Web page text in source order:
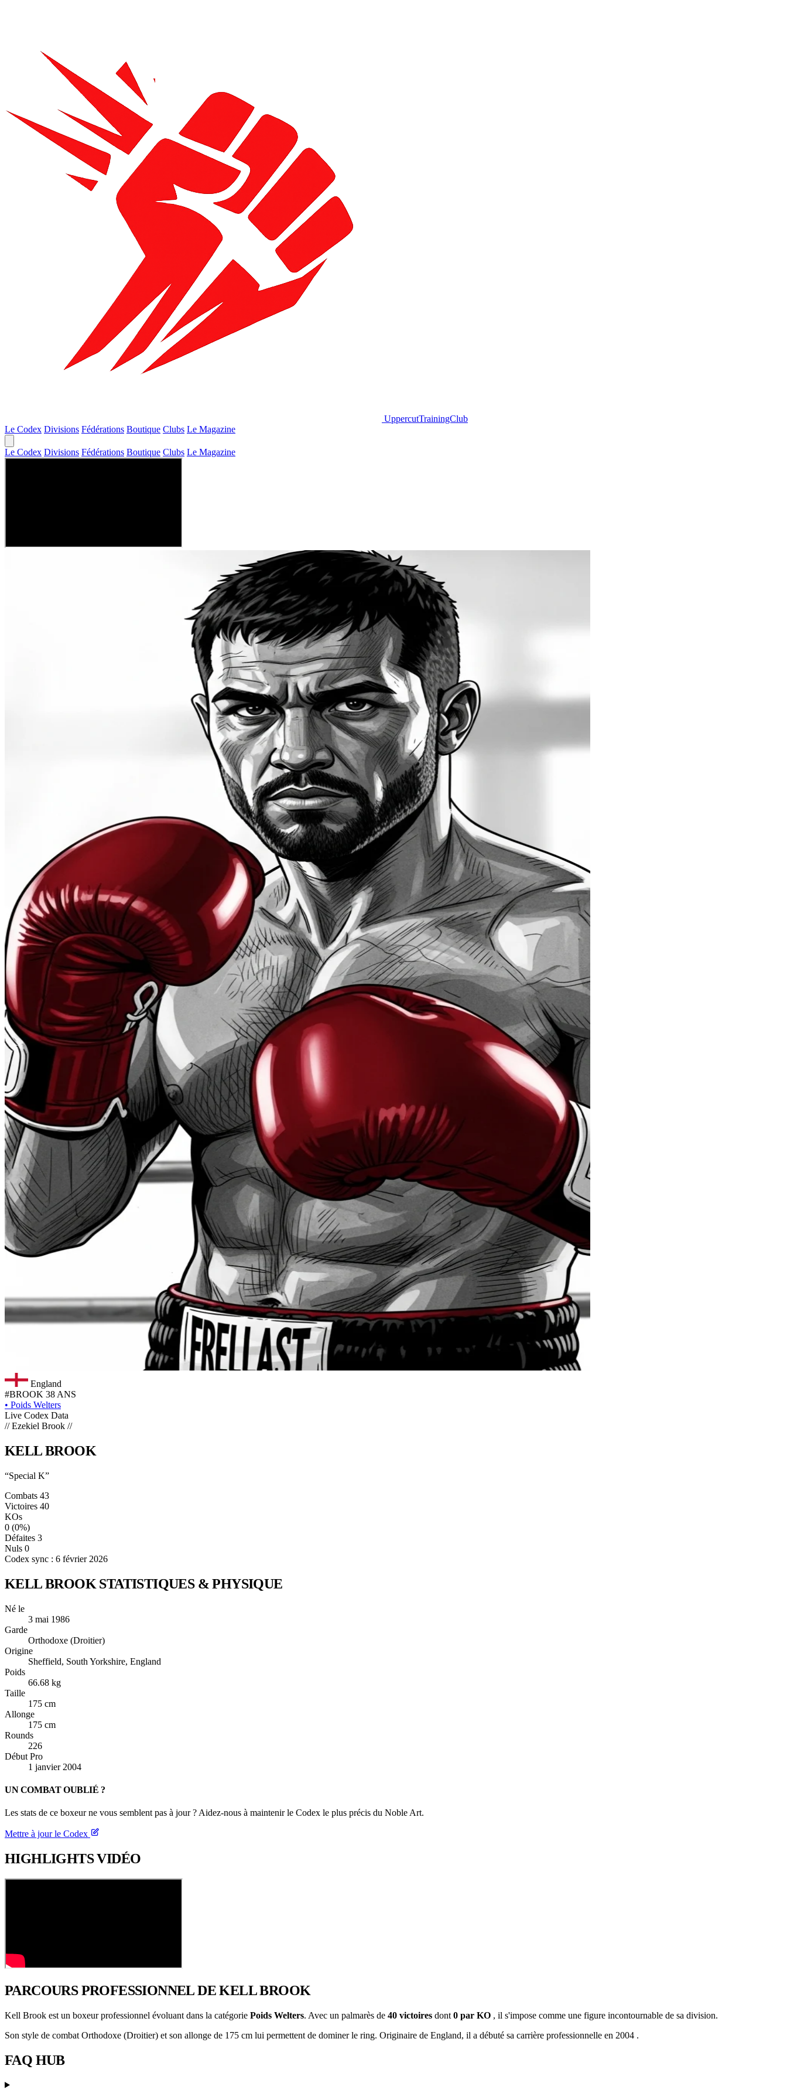
UppercutTrainingClub
Le Codex Divisions Fédérations Boutique Clubs Le Magazine
Le Codex Divisions Fédérations Boutique Clubs Le Magazine
England
#BROOK 38 ANS
• Poids Welters
Live Codex Data
// Ezekiel Brook //
KELLBROOK
“Special K”
Combats 43
Victoires 40
KOs
0 (0%)
Défaites 3
Nuls 0
Codex sync : 6 février 2026
KELL BROOK STATISTIQUES & PHYSIQUE
Né le
3 mai 1986
Garde
Orthodoxe (Droitier)
Origine
Sheffield, South Yorkshire, England
Poids
66.68 kg
Taille
175 cm
Allonge
175 cm
Rounds
226
Début Pro
1 janvier 2004
UN COMBAT OUBLIÉ ?
Les stats de ce boxeur ne vous semblent pas à jour ? Aidez-nous à maintenir le Codex le plus précis du Noble Art.
Mettre à jour le Codex
HIGHLIGHTSVIDÉO
PARCOURS PROFESSIONNELDE KELL BROOK
Kell Brook est un boxeur professionnel évoluant dans la catégorie Poids Welters. Avec un palmarès de 40 victoires dont 0 par KO , il s'impose comme une figure incontournable de sa division.
Son style de combat Orthodoxe (Droitier) et son allonge de 175 cm lui permettent de dominer le ring. Originaire de England, il a débuté sa carrière professionnelle en 2004 .
FAQ HUB